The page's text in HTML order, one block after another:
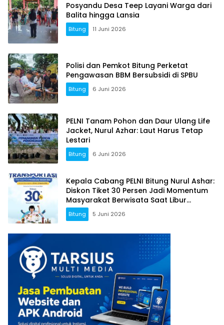
Posyandu Desa Teep Layani Warga dari
Balita hingga Lansia
Bitung 11 Juni 2026
Polisi dan Pemkot Bitung Perketat
Pengawasan BBM Bersubsidi di SPBU
Bitung 6 Juni 2026
PELNI Tanam Pohon dan Daur Ulang Life
Jacket, Nurul Azhar: Laut Harus Tetap
Lestari
Bitung 6 Juni 2026
Kepala Cabang PELNI Bitung Nurul Ashar:
Diskon Tiket 30 Persen Jadi Momentum
Masyarakat Berwisata Saat Libur
Sekolah
Bitung 5 Juni 2026